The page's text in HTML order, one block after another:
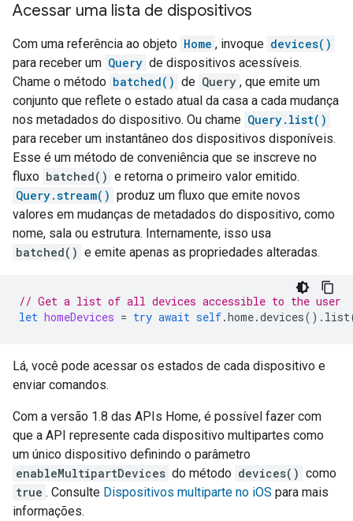
Acessar uma lista de dispositivos
Com uma referência ao objeto Home , invoque devices()
para receber um Query de dispositivos acessíveis.
Chame o método batched() de Query , que emite um
conjunto que reflete o estado atual da casa a cada mudança
nos metadados do dispositivo. Ou chame Query.list()
para receber um instantâneo dos dispositivos disponíveis.
Esse é um método de conveniência que se inscreve no
fluxo batched() e retorna o primeiro valor emitido.
Query.stream() produz um fluxo que emite novos
valores em mudanças de metadados do dispositivo, como
nome, sala ou estrutura. Internamente, isso usa
batched() e emite apenas as propriedades alteradas.
// Get a list of all devices accessible to the user
let homeDevices = try await self.home.devices(). list
Lá, você pode acessar os estados de cada dispositivo e
enviar comandos.
Com a versão 1.8 das APIs Home, é possível fazer com
que a API represente cada dispositivo multipartes como
um único dispositivo definindo o parâmetro
enableMultipartDevices do método devices() como
true . Consulte Dispositivos multiparte no iOS para mais
informações.